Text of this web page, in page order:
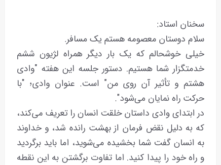
سخنان استاد:
سلام دوستان معصومه هستم یک مسافر.
خیلی خوشحالم که یک بار دیگر همراه لژیون ششم
خدمتگزار شما هستیم. دستور جلسه این هفته "وادی
هشتم و تأثیر آن روی من" است. عنوان وادی؛ "با
حرکت راه نمایان می‌شود".
در ابتدای وادی داستان خلقت انسان را تعریف می‌کند،
که به دلیل نقض فرمان از بهشت رانده شد، و خداوند
به انسان گفت شما بخشیده می‌شوید، اما باید برگردید
و راه خود را پیدا کنید. اما تفاوت برگشتن به این نقطه